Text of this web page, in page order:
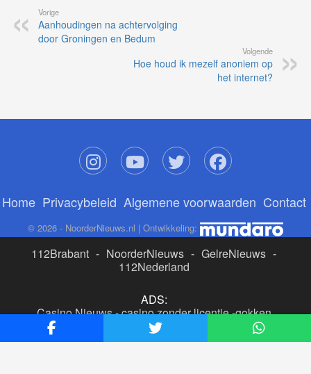
Vorige
Aanhoudingen na achtervolging
door Groningen en Bedum
Volgende
Hoe houd ik mezelf anoniem op
het internet?
Home Privacybeleid Algemene voorwaarden Contact
© 2026 - NoorderNieuws.nl | Ontwikkeling:
112Brabant - NoorderNieuws - GelreNieuws -
112Nederland
ADS:
Casino Nieuws-casino zonder licentie-gokken
buitenlandse site
beste online casino nederland